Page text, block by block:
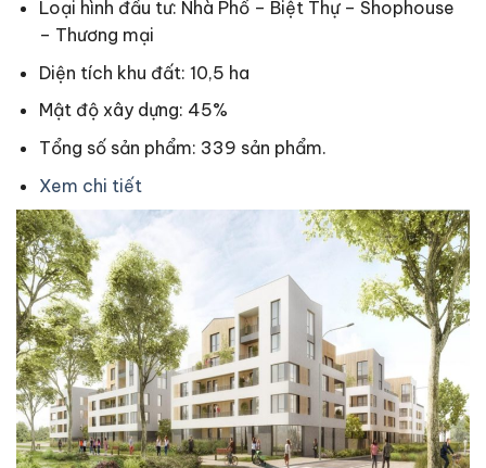
Loại hình đầu tư: Nhà Phố – Biệt Thự – Shophouse
– Thương mại
Diện tích khu đất: 10,5 ha
Mật độ xây dựng: 45%
Tổng số sản phẩm: 339 sản phẩm.
Xem chi tiết